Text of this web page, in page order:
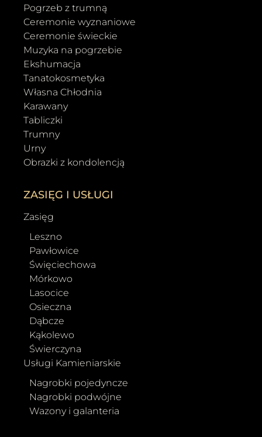
Pogrzeb z trumną
Ceremonie wyznaniowe
Ceremonie świeckie
Muzyka na pogrzebie
Ekshumacja
Tanatokosmetyka
Własna Chłodnia
Karawany
Tabliczki
Trumny
Urny
Obrazki z kondolencją
ZASIĘG I USŁUGI
Zasięg
Leszno
Pawłowice
Święciechowa
Mórkowo
Lasocice
Osieczna
Dąbcze
Kąkolewo
Świerczyna
Usługi Kamieniarskie
Nagrobki pojedyncze
Nagrobki podwójne
Wazony i galanteria